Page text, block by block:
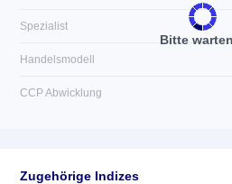
Bitte
Spezialist
Handelsmodell
CCP Abwicklung
Zugehörige Indizes